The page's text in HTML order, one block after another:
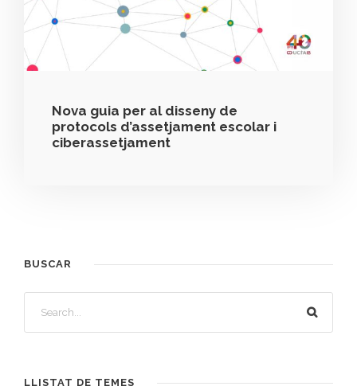
Nova guia per al disseny de
protocols d’assetjament escolar i
ciberassetjament
BUSCAR
LLISTAT DE TEMES